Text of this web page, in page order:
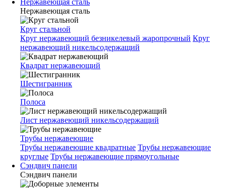
Нержавеющая сталь
Нержавеющая сталь
Круг стальной
Круг нержавеющий безникелевый жаропрочный Круг
нержавеющий никельсодержащий
Квадрат нержавеющий
Шестигранник
Полоса
Лист нержавеющий никельсодержащий
Трубы нержавеющие
Трубы нержавеющие квадратные Трубы нержавеющие
круглые Трубы нержавеющие прямоугольные
Сэндвич панели
Сэндвич панели